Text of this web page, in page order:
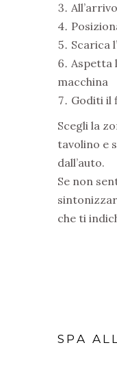
Scarica
Aspetta
macchina
Goditi il
Scegli la
tavolino e
dall’auto.
Se non
che ti
SPA